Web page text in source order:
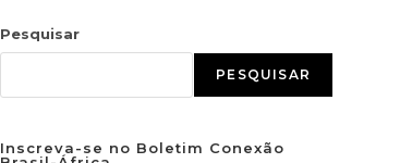
Pesquisar
PESQUISAR
Inscreva-se no Boletim Conexão